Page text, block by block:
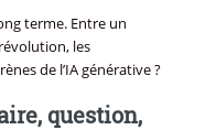
terme. Entre un
les
de l’IA générative ?
question,